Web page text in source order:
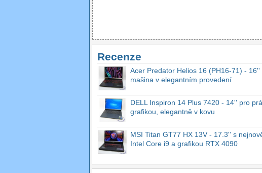
Recenze
Acer Predator Helios 16 (PH16-71) -
mašina v elegantním provedení
DELL Inspiron 14 Plus 7420 - 14'' pro
grafikou, elegantně v kovu
MSI Titan GT77 HX 13V - 17.3'' s
Intel Core i9 a grafikou RTX 4090